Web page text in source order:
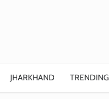
JHARKHAND TRENDING